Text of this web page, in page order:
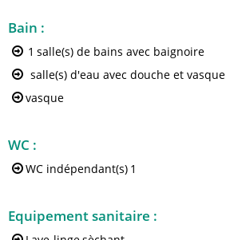
Bain :
1 salle(s) de bains avec baignoire
salle(s) d'eau avec douche et vasque
vasque
WC :
WC indépendant(s) 1
Equipement sanitaire :